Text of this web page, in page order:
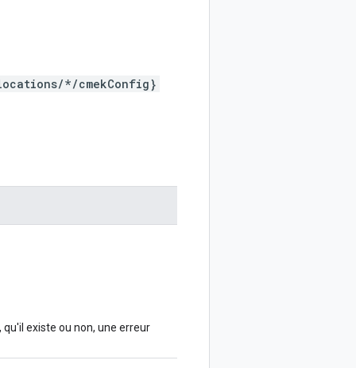
*/cmekConfig}
, qu'il existe ou non, une erreur